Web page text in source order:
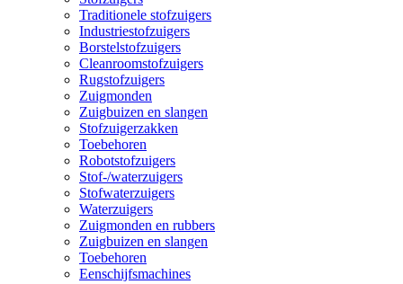
Traditionele stofzuigers
Industriestofzuigers
Borstelstofzuigers
Cleanroomstofzuigers
Rugstofzuigers
Zuigmonden
Zuigbuizen en slangen
Stofzuigerzakken
Toebehoren
Robotstofzuigers
Stof-/waterzuigers
Stofwaterzuigers
Waterzuigers
Zuigmonden en rubbers
Zuigbuizen en slangen
Toebehoren
Eenschijfsmachines